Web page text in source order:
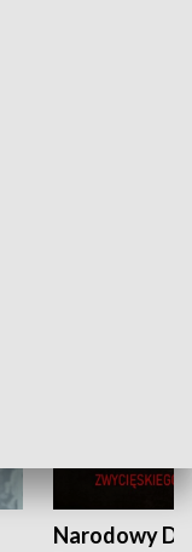
Narodowy